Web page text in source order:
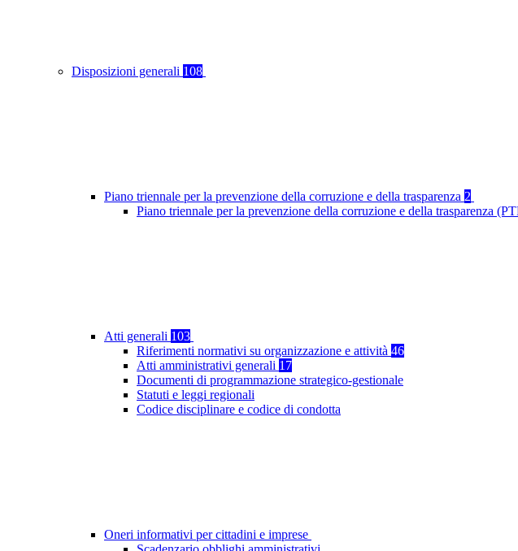
Disposizioni generali 108
Piano triennale per la prevenzione della corruzione e della trasparenza 2
Piano triennale per la prevenzione della corruzione e della trasparenza
Atti generali 103
Riferimenti normativi su organizzazione e attività 46
Atti amministrativi generali 17
Documenti di programmazione strategico-gestionale
Statuti e leggi regionali
Codice disciplinare e codice di condotta
Oneri informativi per cittadini e imprese